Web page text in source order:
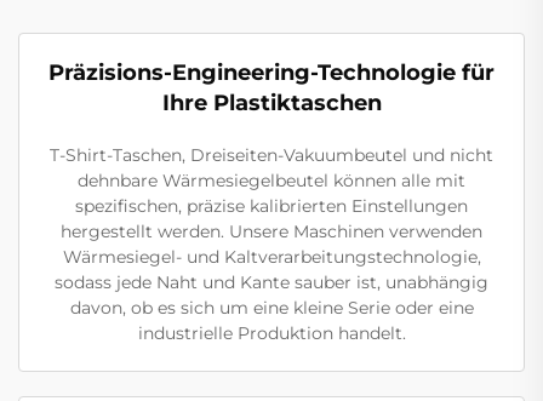
Präzisions-Engineering-Technologie für
Ihre Plastiktaschen
T-Shirt-Taschen, Dreiseiten-Vakuumbeutel und nicht
dehnbare Wärmesiegelbeutel können alle mit
spezifischen, präzise kalibrierten Einstellungen
hergestellt werden. Unsere Maschinen verwenden
Wärmesiegel- und Kaltverarbeitungstechnologie,
sodass jede Naht und Kante sauber ist, unabhängig
davon, ob es sich um eine kleine Serie oder eine
industrielle Produktion handelt.